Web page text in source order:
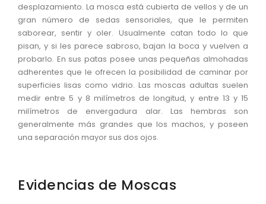
desplazamiento. La mosca está cubierta de vellos y de un
gran número de sedas sensoriales, que le permiten
saborear, sentir y oler. Usualmente catan todo lo que
pisan, y si les parece sabroso, bajan la boca y vuelven a
probarlo. En sus patas posee unas pequeñas almohadas
adherentes que le ofrecen la posibilidad de caminar por
superficies lisas como vidrio. Las moscas adultas suelen
medir entre 5 y 8 milímetros de longitud, y entre 13 y 15
milímetros de envergadura alar. Las hembras son
generalmente más grandes que los machos, y poseen
una separación mayor sus dos ojos.
Evidencias de Moscas